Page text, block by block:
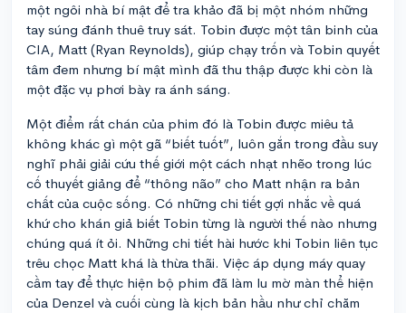
một ngôi nhà bí mật để tra khảo đã bị một nhóm những
tay súng đánh thuê truy sát. Tobin được một tân binh của
CIA, Matt (Ryan Reynolds), giúp chạy trốn và Tobin quyết
tâm đem nhưng bí mật mình đã thu thập được khi còn là
một đặc vụ phơi bày ra ánh sáng.
Một điểm rất chán của phim đó là Tobin được miêu tả
không khác gì một gã “biết tuốt”, luôn gắn trong đầu suy
nghĩ phải giải cứu thế giới một cách nhạt nhẽo trong lúc
cố thuyết giảng để “thông não” cho Matt nhận ra bản
chất của cuộc sống. Có những chi tiết gợi nhắc về quá
khứ cho khán giả biết Tobin từng là người thế nào nhưng
chúng quá ít ỏi. Những chi tiết hài hước khi Tobin liên tục
trêu chọc Matt khá là thừa thãi. Việc áp dụng máy quay
cầm tay để thực hiện bộ phim đã làm lu mờ màn thể hiện
của Denzel và cuối cùng là kịch bản hầu như chỉ chăm